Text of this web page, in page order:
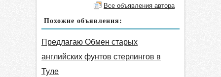
Все объявления автора
Похожие объявления:
Предлагаю Обмен старых
английских фунтов стерлингов в
Туле